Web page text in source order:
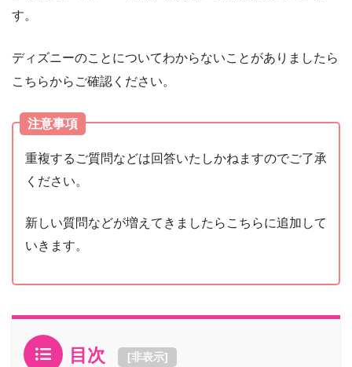
す。
ディズニーのことについてわからないことがありましたら
こちらからご確認ください。
注意事項
重複するご質問などは回答いたしかねますのでご了承
ください。
新しい質問などが増えてきましたらこちらに追加して
いきます。
目次 [非表示]